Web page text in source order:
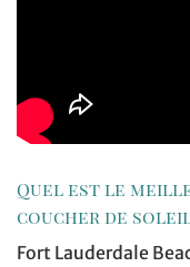
Quel est le
coucher de
Fort Lauderdale